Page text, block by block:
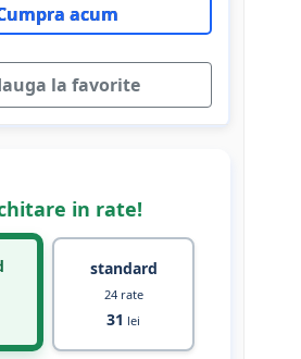
acum
la favorite
in rate!
standard
24 rate
31 lei